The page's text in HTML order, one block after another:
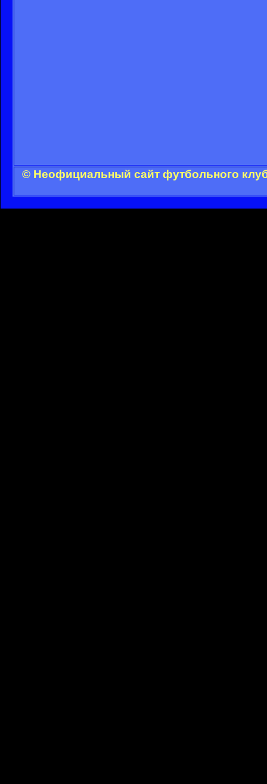
© Неофициальный сайт футбольного